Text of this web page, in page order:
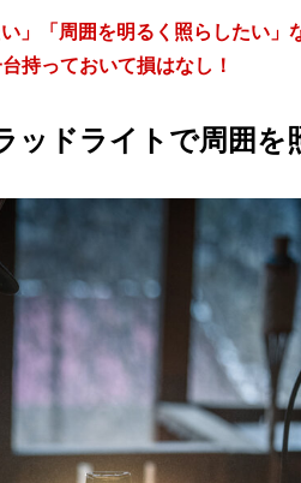
」「周囲を明るく照らしたい」
持っておいて損はなし！
ッドライトで周囲を